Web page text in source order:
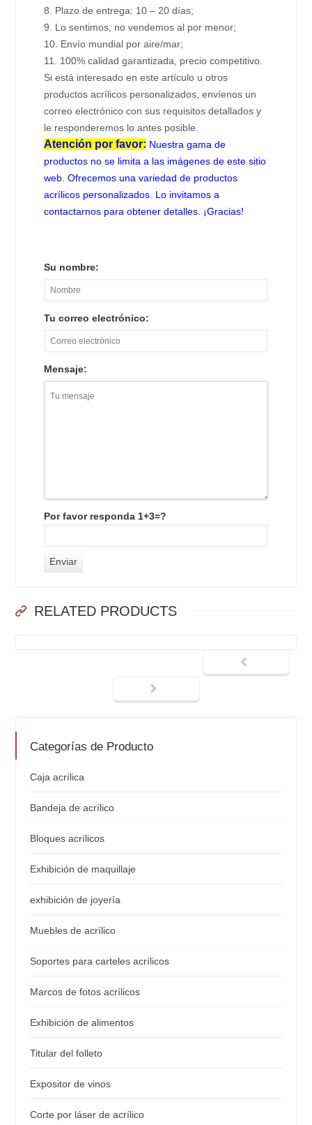
8. Plazo de entrega: 10 – 20 días;
9. Lo sentimos, no vendemos al por menor;
10. Envío mundial por aire/mar;
11. 100% calidad garantizada, precio competitivo.
Si está interesado en este artículo u otros
productos acrílicos personalizados, envíenos un
correo electrónico con sus requisitos detallados y
le responderemos lo antes posible.
Atención por favor: Nuestra gama de
productos no se limita a las imágenes de este sitio
web. Ofrecemos una variedad de productos
acrílicos personalizados. Lo invitamos a
contactarnos para obtener detalles. ¡Gracias!
Su nombre:
Tu correo electrónico:
Mensaje:
Por favor responda 1+3=?
RELATED PRODUCTS
Categorías de Producto
Caja acrílica
Bandeja de acrílico
Bloques acrílicos
Exhibición de maquillaje
exhibición de joyería
Muebles de acrílico
Soportes para carteles acrílicos
Marcos de fotos acrílicos
Exhibición de alimentos
Titular del folleto
Expositor de vinos
Corte por láser de acrílico